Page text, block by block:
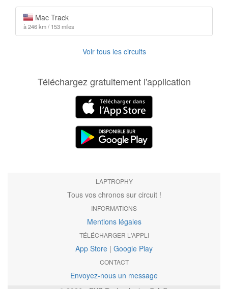
Mac Track
à 246 km / 153 miles
Voir tous les circuits
Téléchargez gratuitement l'application
LAPTROPHY
Tous vos chronos sur circuit !
INFORMATIONS
Mentions légales
TÉLÉCHARGER L'APPLI
App Store | Google Play
CONTACT
Envoyez-nous un message